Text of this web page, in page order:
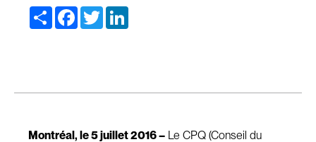
Share Facebook
Twitter
Montréal, le 5 juillet 2016 – Le CPQ (Conseil du